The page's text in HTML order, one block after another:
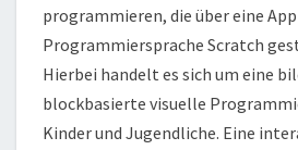
programmieren, die über eine
Programmiersprache Scratch
Hierbei handelt es sich um eine
blockbasierte visuelle
Kinder und Jugendliche. Eine